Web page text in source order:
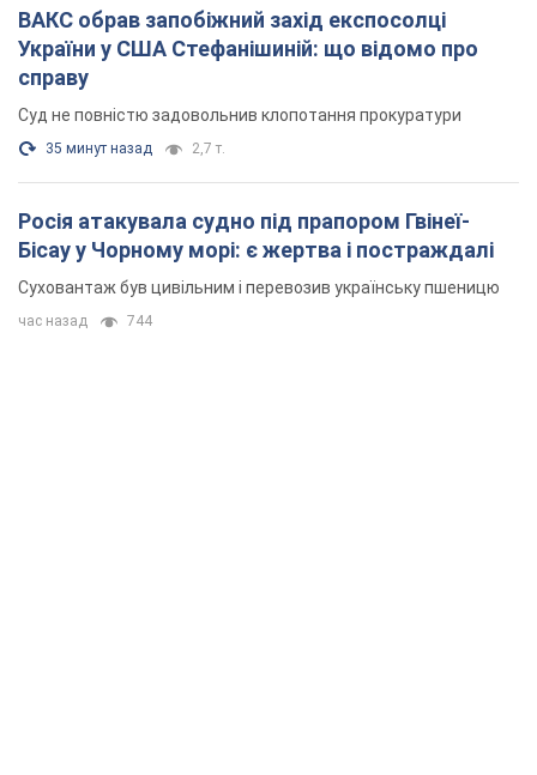
ВАКС обрав запобіжний захід експосолці
України у США Стефанішиній: що відомо про
справу
Суд не повністю задовольнив клопотання прокуратури
35 минут назад 2,7 т.
Росія атакувала судно під прапором Гвінеї-
Бісау у Чорному морі: є жертва і постраждалі
Суховантаж був цивільним і перевозив українську пшеницю
час назад 744